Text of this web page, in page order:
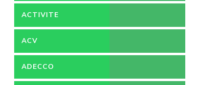
ACTIVITE
ACV
ADECCO